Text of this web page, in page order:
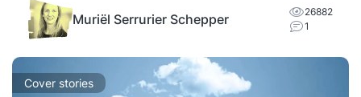
Muriël Serrurier Schepper
26882
1
Cover stories